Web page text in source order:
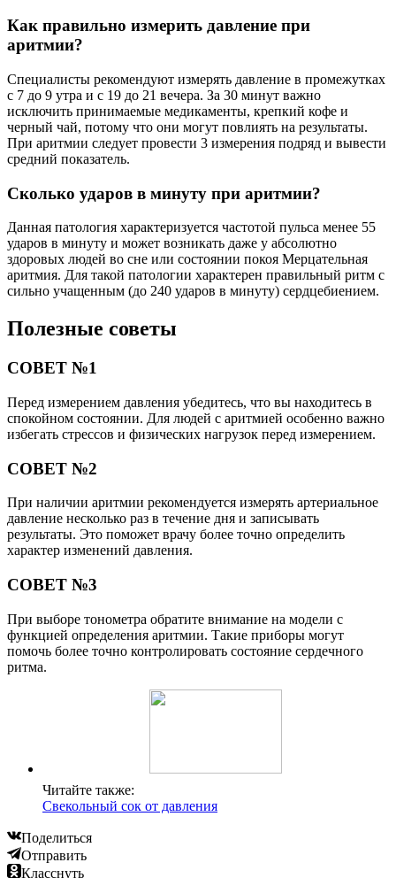
Как правильно измерить давление при
аритмии?
Специалисты рекомендуют измерять давление в промежутках
с 7 до 9 утра и с 19 до 21 вечера. За 30 минут важно
исключить принимаемые медикаменты, крепкий кофе и
черный чай, потому что они могут повлиять на результаты.
При аритмии следует провести 3 измерения подряд и вывести
средний показатель.
Сколько ударов в минуту при аритмии?
Данная патология характеризуется частотой пульса менее 55
ударов в минуту и может возникать даже у абсолютно
здоровых людей во сне или состоянии покоя Мерцательная
аритмия. Для такой патологии характерен правильный ритм с
сильно учащенным (до 240 ударов в минуту) сердцебиением.
Полезные советы
СОВЕТ №1
Перед измерением давления убедитесь, что вы находитесь в
спокойном состоянии. Для людей с аритмией особенно важно
избегать стрессов и физических нагрузок перед измерением.
СОВЕТ №2
При наличии аритмии рекомендуется измерять артериальное
давление несколько раз в течение дня и записывать
результаты. Это поможет врачу более точно определить
характер изменений давления.
СОВЕТ №3
При выборе тонометра обратите внимание на модели с
функцией определения аритмии. Такие приборы могут
помочь более точно контролировать состояние сердечного
ритма.
Читайте также:
Свекольный сок от давления
Поделиться
Отправить
Класснуть